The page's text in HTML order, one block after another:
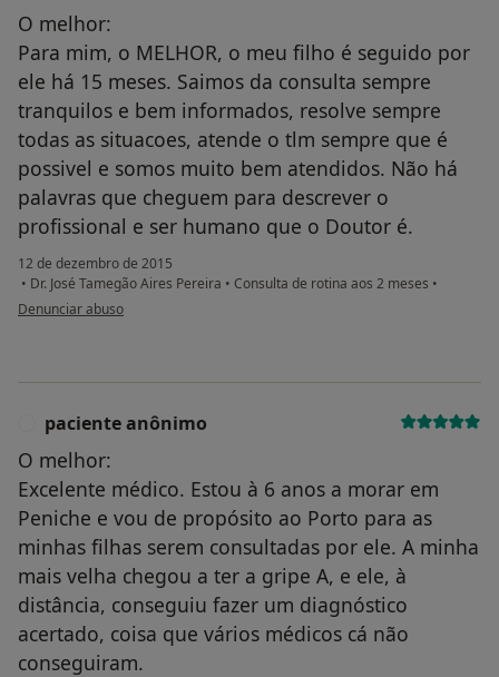
O melhor:
Para mim, o MELHOR, o meu filho é seguido por
ele há 15 meses. Saimos da consulta sempre
tranquilos e bem informados, resolve sempre
todas as situacoes, atende o tlm sempre que é
possivel e somos muito bem atendidos. Não há
palavras que cheguem para descrever o
profissional e ser humano que o Doutor é.
12 de dezembro de 2015
• Dr. José Tamegão Aires Pereira • Consulta de rotina aos 2 meses •
na opinião do utilizador usuário
Denunciar abuso
paciente anônimo
O melhor:
Excelente médico. Estou à 6 anos a morar em
Peniche e vou de propósito ao Porto para as
minhas filhas serem consultadas por ele. A minha
mais velha chegou a ter a gripe A, e ele, à
distância, conseguiu fazer um diagnóstico
acertado, coisa que vários médicos cá não
conseguiram.